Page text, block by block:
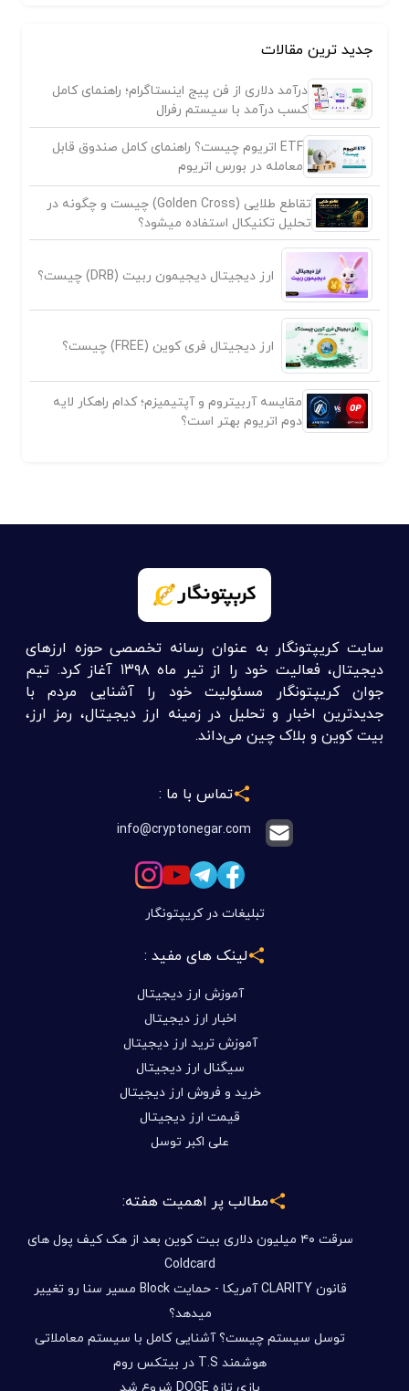
جدید ترین مقالات
درآمد دلاری از فن پیج اینستاگرام؛ راهنمای کامل
کسب درآمد با سیستم رفرال
ETF اتریوم چیست؟ راهنمای کامل صندوق قابل
معامله در بورس اتریوم
تقاطع طلایی (Golden Cross) چیست و چگونه در
تحلیل تکنیکال استفاده میشود؟
ارز دیجیتال دیجیمون ربیت (DRB) چیست؟
ارز دیجیتال فری کوین (FREE) چیست؟
مقایسه آربیتروم و آپتیمیزم؛ کدام راهکار لایه
دوم اتریوم بهتر است؟
سایت کریپتونگار به عنوان رسانه تخصصی حوزه ارزهای
دیجیتال، فعالیت خود را از تیر ماه ۱۳۹۸ آغاز کرد. تیم
جوان کریپتونگار مسئولیت خود را آشنایی مردم با
جدیدترین اخبار و تحلیل در زمینه ارز دیجیتال، رمز ارز،
بیت کوین و بلاک چین می‌داند.
تماس با ما :
info@cryptonegar.com
تبلیغات در کریپتونگار
لینک های مفید :
آموزش ارز دیجیتال
اخبار ارز دیجیتال
آموزش ترید ارز دیجیتال
سیگنال ارز دیجیتال
خرید و فروش ارز دیجیتال
قیمت ارز دیجیتال
علی اکبر توسل
مطالب پر اهمیت هفته:
سرقت ۴۰ میلیون دلاری بیت کوین بعد از هک کیف پول های
Coldcard
قانون CLARITY آمریکا - حمایت Block مسیر سنا رو تغییر
میدهد؟
توسل سیستم چیست؟ آشنایی کامل با سیستم معاملاتی
هوشمند T.S در بیتکس روم